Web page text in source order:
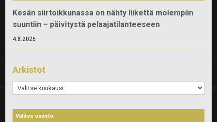
Kesän siirtoikkunassa on nähty liikettä molempiin
suuntiin – päivitystä pelaajatilanteeseen
4.8.2026
Arkistot
Arkistot